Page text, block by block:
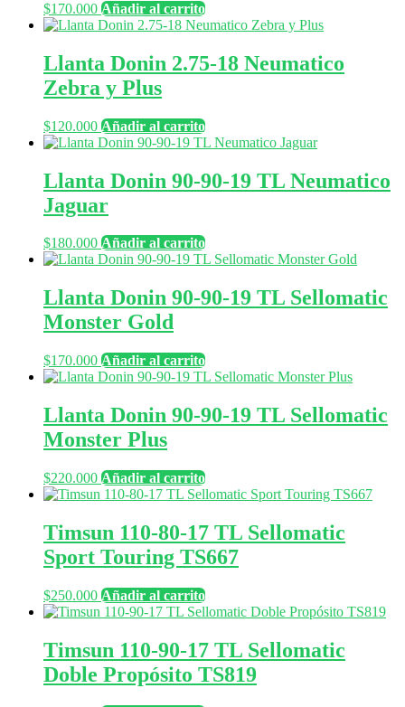
$170.000 Añadir al carrito
Llanta Donin 2.75-18 Neumatico
Zebra y Plus
$120.000 Añadir al carrito
Llanta Donin 90-90-19 TL Neumatico
Jaguar
$180.000 Añadir al carrito
Llanta Donin 90-90-19 TL Sellomatic
Monster Gold
$170.000 Añadir al carrito
Llanta Donin 90-90-19 TL Sellomatic
Monster Plus
$220.000 Añadir al carrito
Timsun 110-80-17 TL Sellomatic
Sport Touring TS667
$250.000 Añadir al carrito
Timsun 110-90-17 TL Sellomatic
Doble Propósito TS819